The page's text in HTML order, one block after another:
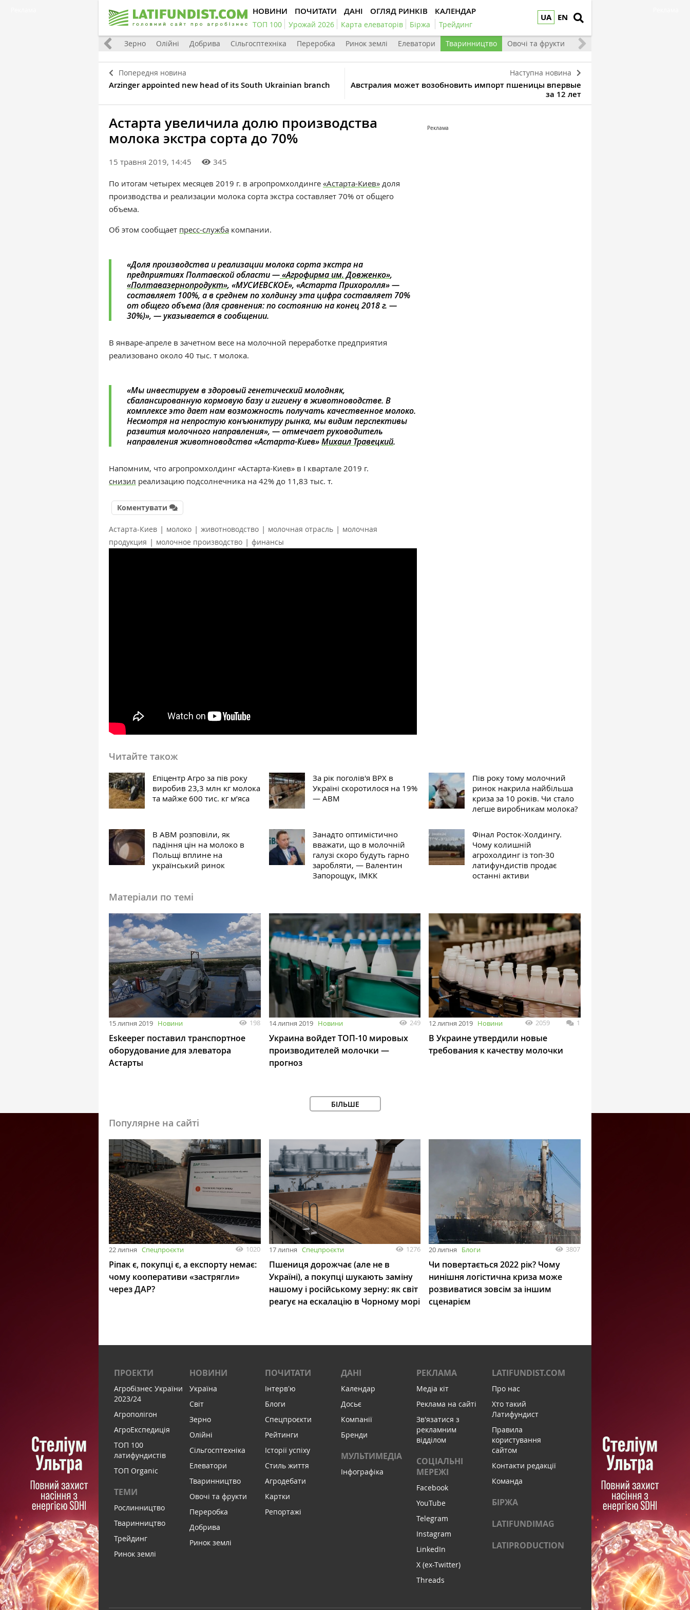
UA EN
НОВИНИ ПОЧИТАТИ ДАНІ ОГЛЯД РИНКІВ КАЛЕНДАР
ТОП 100 Урожай 2026 Карта елеваторів Біржа Трейдинг
Світ Зерно Олійні Добрива Сільгосптехніка Переробка Ринок землі Елеватори Тваринництво Овочі та фрукти
Попередня новина
Arzinger appointed new head of its South Ukrainian branch
Наступна новина
Австралия может возобновить импорт пшеницы впервые
за 12 лет
Астарта увеличила долю производства
молока экстра сорта до 70%
15 травня 2019, 14:45 345
По итогам четырех месяцев 2019 г. в агропромхолдинге «Астарта-Киев» доля
производства и реализации молока сорта экстра составляет 70% от общего
объема.
Об этом сообщает пресс-служба компании.
«Доля производства и реализации молока сорта экстра на
предприятиях Полтавской области —«Агрофирма им. Довженко»,
«Полтавазернопродукт», «МУСИЕВСКОЕ», «Астарта Прихоролля» —
составляет 100%, а в среднем по холдингу эта цифра составляет 70%
от общего объема (для сравнения: по состоянию на конец 2018 г. —
30%)», — указывается в сообщении.
В январе-апреле в зачетном весе на молочной переработке предприятия
реализовано около 40 тыс. т молока.
«Мы инвестируем в здоровый генетический молодняк,
сбалансированную кормовую базу и гигиену в животноводстве. В
комплексе это дает нам возможность получать качественное молоко.
Несмотря на непростую конъюнктуру рынка, мы видим перспективы
развития молочного направления», —отмечает руководитель
направления животноводства «Астарта-Киев»Михаил Травецкий.
Напомним, что агропромхолдинг«Астарта-Киев» в I квартале 2019 г.
снизил реализацию подсолнечника на 42% до 11,83 тыс. т.
Коментувати
Астарта-Киев | молоко | животноводство | молочная отрасль | молочная
продукция | молочное производство | финансы
Реклама
Читайте також
Епіцентр Агро за пів року
виробив 23,3 млн кг молока
та майже 600 тис. кг м’яса
За рік поголів'я ВРХ в
Україні скоротилося на 19%
— АВМ
Пів року тому молочний
ринок накрила найбільша
криза за 10 років. Чи стало
легше виробникам молока?
В АВМ розповіли, як
падіння цін на молоко в
Польщі вплине на
український ринок
Занадто оптимістично
вважати, що в молочній
галузі скоро будуть гарно
заробляти, — Валентин
Запорощук, ІМКК
Фінал Росток-Холдингу.
Чому колишній
агрохолдинг із топ-30
латифундистів продає
останні активи
Матеріали по темі
15 липня 2019 Новини 198
Eskeeper поставил транспортное
оборудование для элеватора
Астарты
14 липня 2019 Новини 249
Украина войдет ТОП-10 мировых
производителей молочки —
прогноз
12 липня 2019 Новини 2059 1
В Украине утвердили новые
требования к качеству молочки
БІЛЬШЕ
Популярне на сайті
22 липня Спецпроєкти 1020
Ріпак є, покупці є, а експорту немає:
чому кооперативи «застрягли»
через ДАР?
17 липня Спецпроєкти 1276
Пшениця дорожчає (але не в
Україні), а покупці шукають заміну
нашому і російському зерну: як світ
реагує на ескалацію в Чорному морі
20 липня Блоги 3807
Чи повертається 2022 рік? Чому
нинішня логістична криза може
розвиватися зовсім за іншим
сценарієм
ПРОЕКТИ
Агробізнес України
2023/24
Агрополігон
АгроЕкспедиція
ТОП 100
латифундистів
ТОП Organic
ТЕМИ
Рослинництво
Тваринництво
Трейдинг
Ринок землі
НОВИНИ
Україна
Світ
Зерно
Олійні
Сільгосптехніка
Елеватори
Тваринництво
Овочі та фрукти
Переробка
Добрива
Ринок землі
ПОЧИТАТИ
Інтервʼю
Блоги
Спецпроєкти
Рейтинги
Історії успіху
Стиль життя
Агродебати
Картки
Репортажі
ДАНІ
Календар
Досьє
Компанії
Бренди
МУЛЬТИМЕДІА
Інфографіка
РЕКЛАМА
Медіа кіт
Реклама на сайті
Зв'язатися з
рекламним
відділом
СОЦІАЛЬНІ
МЕРЕЖІ
Facebook
YouTube
Telegram
Instagram
LinkedIn
X (ex-Twitter)
Threads
LATIFUNDIST.COM
Про нас
Хто такий
Латифундист
Правила
користування
сайтом
Контакти редакції
Команда
БІРЖА
LATIFUNDIMAG
LATIPRODUCTION